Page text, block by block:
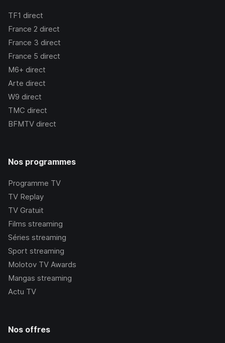
TF1 direct
France 2 direct
France 3 direct
France 5 direct
M6+ direct
Arte direct
W9 direct
TMC direct
BFMTV direct
Nos programmes
Programme TV
TV Replay
TV Gratuit
Films streaming
Séries streaming
Sport streaming
Molotov TV Awards
Mangas streaming
Actu TV
Nos offres